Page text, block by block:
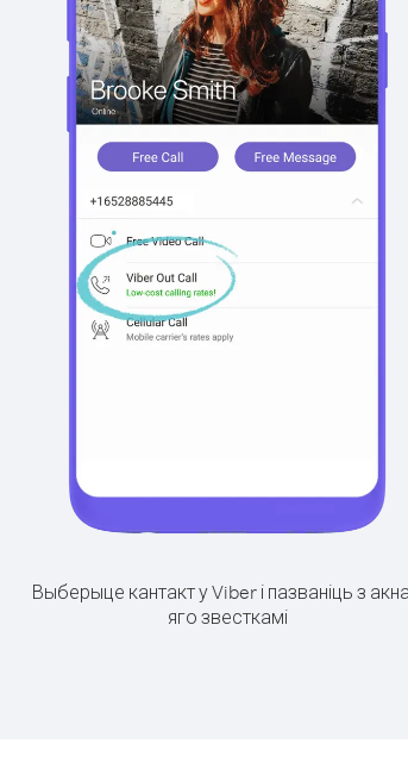
Выберыце кантакт у Viber і пазваніць з
яго звесткамі